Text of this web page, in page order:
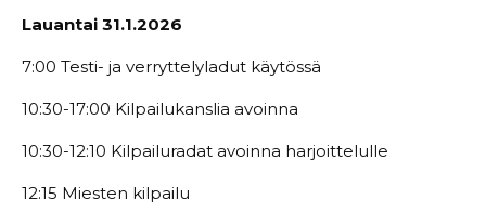
Lauantai 31.1.2026
7:00 Testi- ja verryttelyladut käytössä
10:30-17:00 Kilpailukanslia avoinna
10:30-12:10 Kilpailuradat avoinna harjoittelulle
12:15 Miesten kilpailu